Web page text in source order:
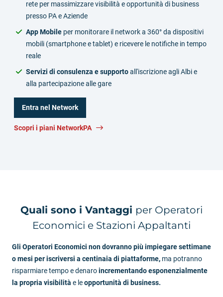
rete per massimizzare visibilità e opportunità di business
presso PA e Aziende
App Mobile per monitorare il network a 360° da dispositivi
mobili (smartphone e tablet) e ricevere le notifiche in tempo
reale
Servizi di consulenza e supportoall'iscrizione agli Albi e
alla partecipazione alle gare
Entra nel Network
Scopri i piani NetworkPA
Quali sono i Vantaggi per Operatori
Economici e Stazioni Appaltanti
Gli Operatori Economici non dovranno più impiegare settimane
o mesi per iscriversi a centinaia di piattaforme, ma potranno
risparmiare tempo e denaroincrementando esponenzialmente
la propria visibilità e leopportunità di business.